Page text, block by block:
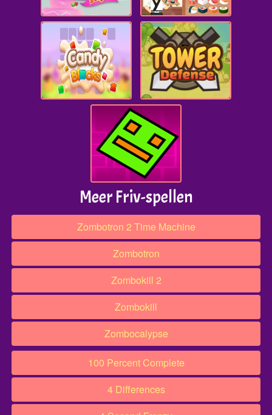
Meer Friv-spellen
Zombotron 2 Time Machine
Zombotron
Zombokill 2
Zombokill
Zombocalypse
100 Percent Complete
4 Differences